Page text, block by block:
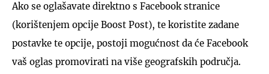
Ako se oglašavate direktno s Facebook stranice
(korištenjem opcije Boost Post), te koristite zadane
postavke te opcije, postoji mogućnost da će Facebook
vaš oglas promovirati na više geografskih područja.